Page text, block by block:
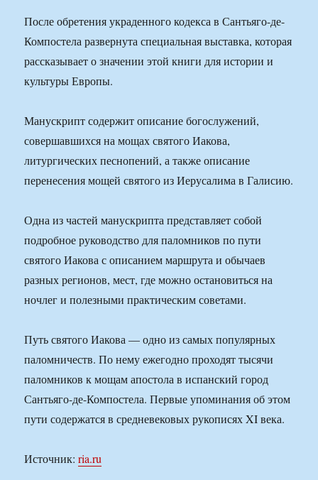
После обретения украденного кодекса в Сантьяго-де-
Компостела развернута специальная выставка, которая
рассказывает о значении этой книги для истории и
культуры Европы.
Манускрипт содержит описание богослужений,
совершавшихся на мощах святого Иакова,
литургических песнопений, а также описание
перенесения мощей святого из Иерусалима в Галисию.
Одна из частей манускрипта представляет собой
подробное руководство для паломников по пути
святого Иакова с описанием маршрута и обычаев
разных регионов, мест, где можно остановиться на
ночлег и полезными практическим советами.
Путь святого Иакова — одно из самых популярных
паломничеств. По нему ежегодно проходят тысячи
паломников к мощам апостола в испанский город
Сантьяго-де-Компостела. Первые упоминания об этом
пути содержатся в средневековых рукописях XI века.
Источник:ria.ru